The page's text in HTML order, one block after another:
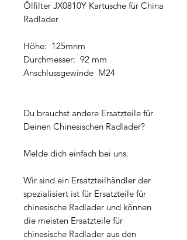
Ölfilter JX0810Y Kartusche für China
Radlader
Höhe: 125mnm
Durchmesser: 92 mm
Anschlussgewinde M24
Du brauchst andere Ersatzteile für
Deinen Chinesischen Radlader?
Melde dich einfach bei uns.
Wir sind ein Ersatzteilhändler der
spezialisiert ist für Ersatzteile für
chinesische Radlader und können
die meisten Ersatzteile für
chinesische Radlader aus den